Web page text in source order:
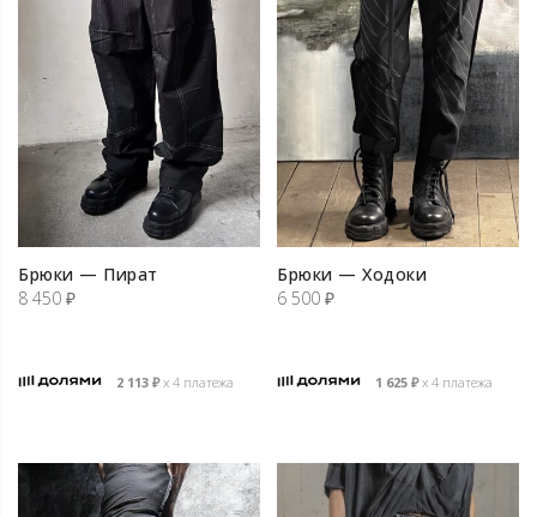
Брюки — Пират
8 450 ₽
2 113 ₽х 4 платежа
Брюки — Ходоки
6 500 ₽
1 625 ₽х 4 платежа